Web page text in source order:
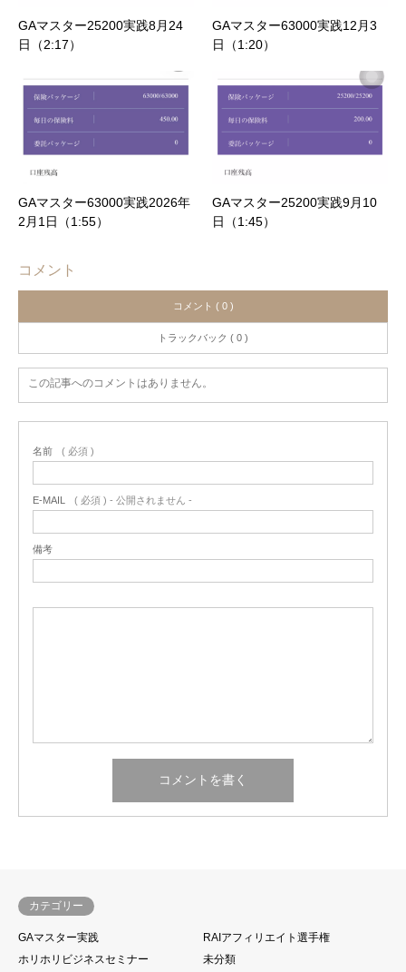
GAマスター25200実践8月24
日（2:17）
GAマスター63000実践12月3
日（1:20）
GAマスター63000実践2026年
2月1日（1:55）
GAマスター25200実践9月10
日（1:45）
コメント
コメント ( 0 )
トラックバック ( 0 )
この記事へのコメントはありません。
名前 ( 必須 )
E-MAIL ( 必須 ) - 公開されません -
備考
カテゴリー
GAマスター実践
RAIアフィリエイト選手権
ホリホリビジネスセミナー
未分類